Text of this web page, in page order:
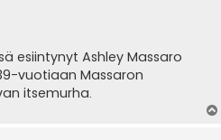
esiintynyt Ashley Massaro
vuotiaan Massaron
itsemurha.